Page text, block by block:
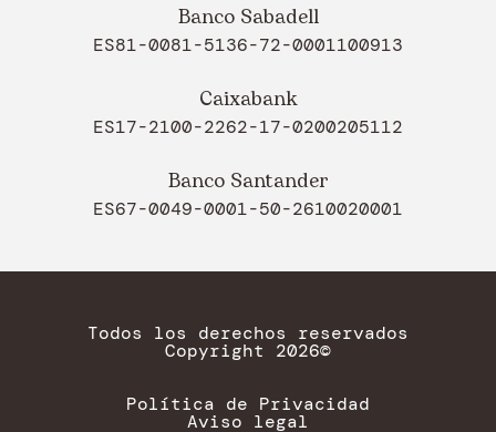
Banco Sabadell
ES81-0081-5136-72-0001100913
Caixabank
ES17-2100-2262-17-0200205112
Banco Santander
ES67-0049-0001-50-2610020001
Todos los derechos reservados
Copyright 2026©
Política de Privacidad
Aviso legal